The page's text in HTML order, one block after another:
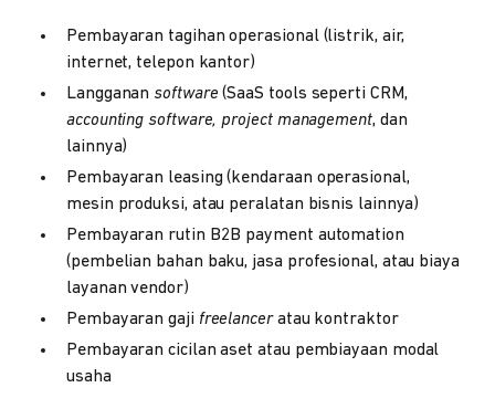
Pembayaran tagihan operasional (listrik, air,
internet, telepon kantor)
Langganan software(SaaS tools seperti CRM,
accounting software, project management, dan
lainnya)
Pembayaran leasing (kendaraan operasional,
mesin produksi, atau peralatan bisnis lainnya)
Pembayaran rutin B2B payment automation
(pembelian bahan baku, jasa profesional, atau biaya
layanan vendor)
Pembayaran gaji freelanceratau kontraktor
Pembayaran cicilan aset atau pembiayaan modal
usaha